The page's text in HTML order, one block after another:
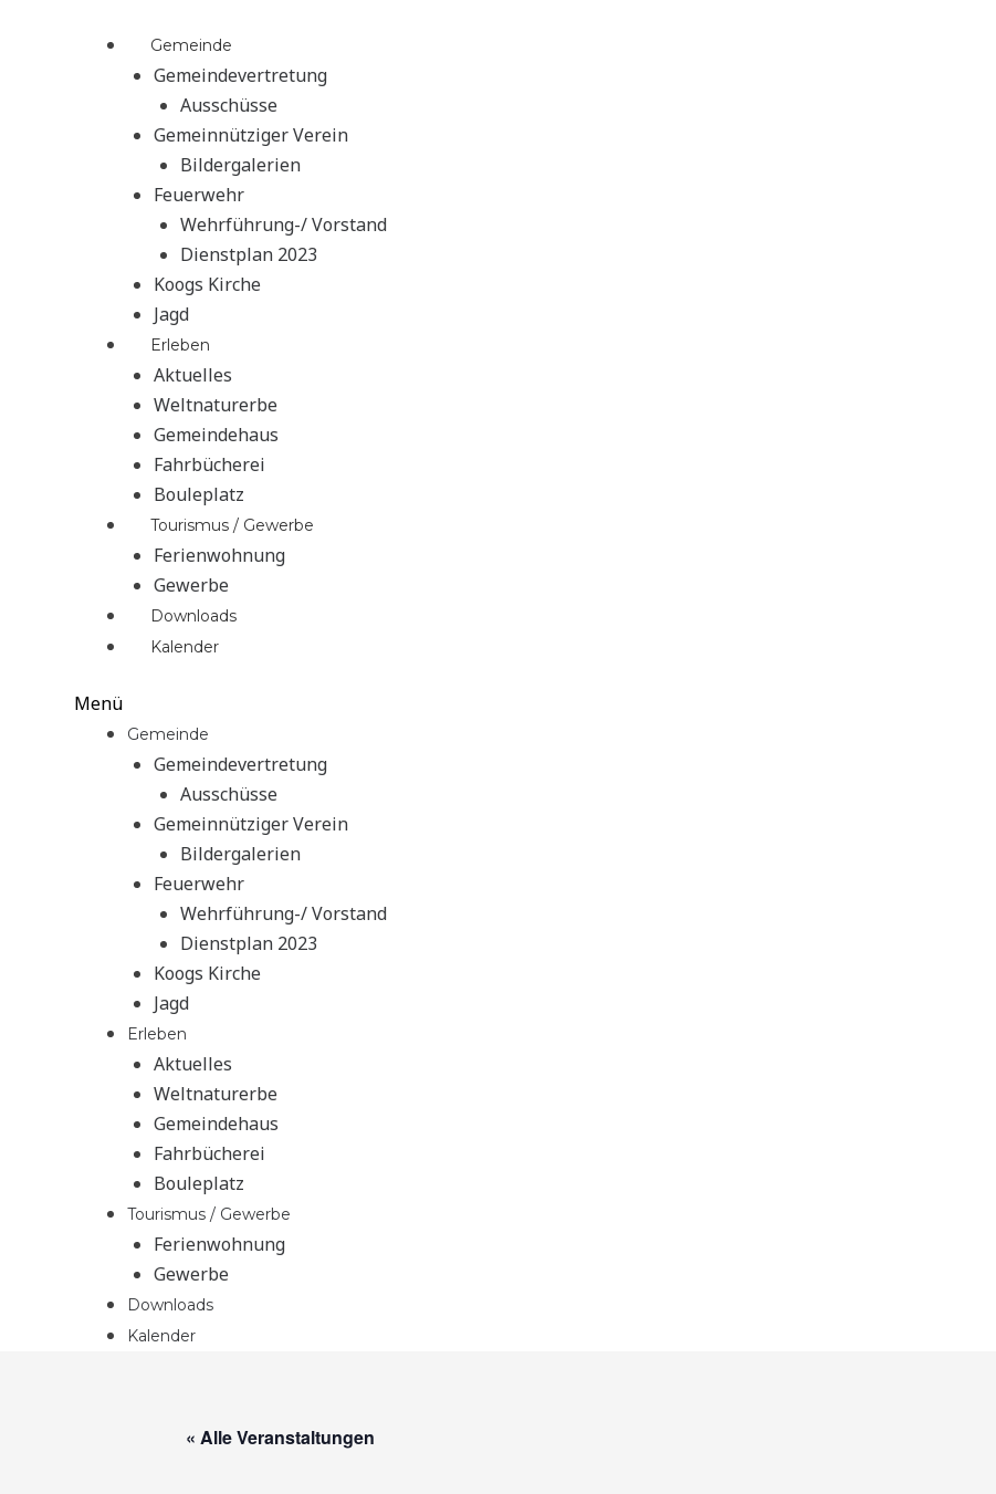
Gemeinde
Gemeindevertretung
Ausschüsse
Gemeinnütziger Verein
Bildergalerien
Feuerwehr
Wehrführung-/ Vorstand
Dienstplan 2023
Koogs Kirche
Jagd
Erleben
Aktuelles
Weltnaturerbe
Gemeindehaus
Fahrbücherei
Bouleplatz
Tourismus / Gewerbe
Ferienwohnung
Gewerbe
Downloads
Kalender
Menü
Gemeinde
Gemeindevertretung
Ausschüsse
Gemeinnütziger Verein
Bildergalerien
Feuerwehr
Wehrführung-/ Vorstand
Dienstplan 2023
Koogs Kirche
Jagd
Erleben
Aktuelles
Weltnaturerbe
Gemeindehaus
Fahrbücherei
Bouleplatz
Tourismus / Gewerbe
Ferienwohnung
Gewerbe
Downloads
Kalender
« Alle Veranstaltungen